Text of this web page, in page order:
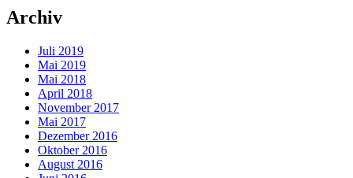
Archiv
Juli 2019
Mai 2019
Mai 2018
April 2018
November 2017
Mai 2017
Dezember 2016
Oktober 2016
August 2016